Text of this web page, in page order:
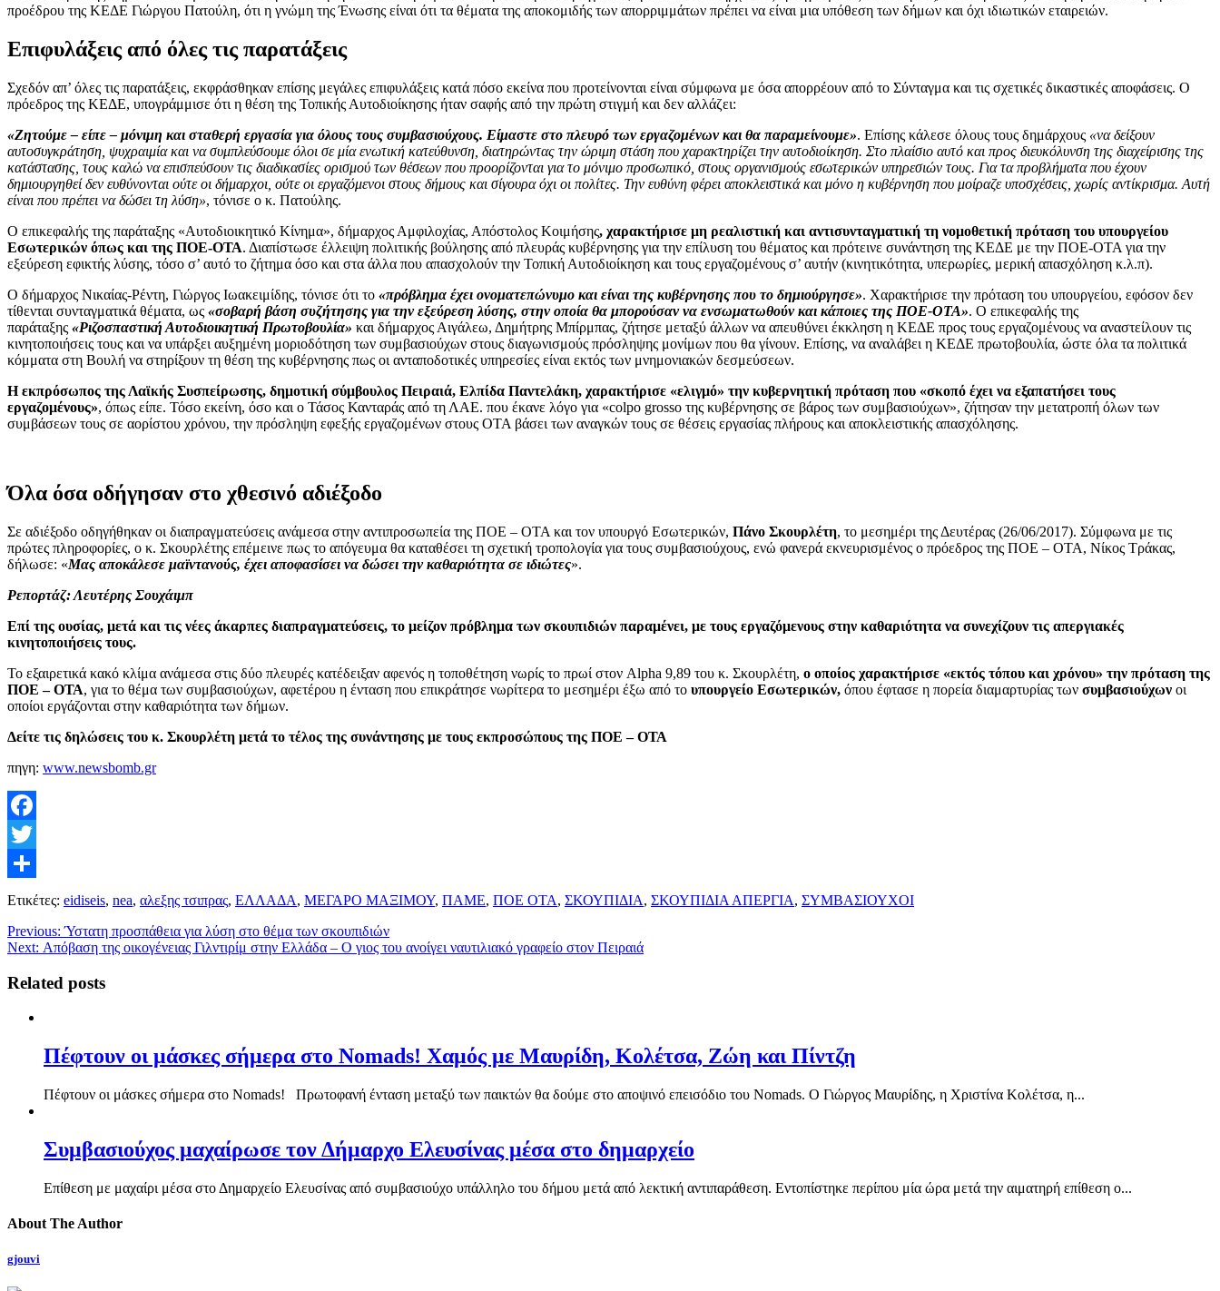
προέδρου της ΚΕΔΕ Γιώργου Πατούλη, ότι η γνώμη της Ένωσης είναι ότι τα θέματα της αποκομιδής των απορριμμάτων πρέπει να είναι μια υπόθεση των δήμων και όχι ιδιωτικών εταιρειών.
Επιφυλάξεις από όλες τις παρατάξεις
Σχεδόν απ’ όλες τις παρατάξεις, εκφράσθηκαν επίσης μεγάλες επιφυλάξεις κατά πόσο εκείνα που προτείνονται είναι σύμφωνα με όσα απορρέουν από το Σύνταγμα και τις σχετικές δικαστικές αποφάσεις. Ο
πρόεδρος της ΚΕΔΕ, υπογράμμισε ότι η θέση της Τοπικής Αυτοδιοίκησης ήταν σαφής από την πρώτη στιγμή και δεν αλλάζει:
«Ζητούμε – είπε – μόνιμη και σταθερή εργασία για όλους τους συμβασιούχους. Είμαστε στο πλευρό των εργαζομένων και θα παραμείνουμε». Επίσης κάλεσε όλους τους δημάρχους «να δείξουν
αυτοσυγκράτηση, ψυχραιμία και να συμπλεύσουμε όλοι σε μία ενωτική κατεύθυνση, διατηρώντας την ώριμη στάση που χαρακτηρίζει την αυτοδιοίκηση. Στο πλαίσιο αυτό και προς διευκόλυνση της διαχείρισης της
κατάστασης, τους καλώ να επισπεύσουν τις διαδικασίες ορισμού των θέσεων που προορίζονται για το μόνιμο προσωπικό, στους οργανισμούς εσωτερικών υπηρεσιών τους. Για τα προβλήματα που έχουν
δημιουργηθεί δεν ευθύνονται ούτε οι δήμαρχοι, ούτε οι εργαζόμενοι στους δήμους και σίγουρα όχι οι πολίτες. Την ευθύνη φέρει αποκλειστικά και μόνο η κυβέρνηση που μοίραζε υποσχέσεις, χωρίς αντίκρισμα. Αυτή
είναι που πρέπει να δώσει τη λύση», τόνισε ο κ. Πατούλης.
Ο επικεφαλής της παράταξης «Αυτοδιοικητικό Κίνημα», δήμαρχος Αμφιλοχίας, Απόστολος Κοιμήσης, χαρακτήρισε μη ρεαλιστική και αντισυνταγματική τη νομοθετική πρόταση του υπουργείου
Εσωτερικών όπως και της ΠΟΕ-ΟΤΑ. Διαπίστωσε έλλειψη πολιτικής βούλησης από πλευράς κυβέρνησης για την επίλυση του θέματος και πρότεινε συνάντηση της ΚΕΔΕ με την ΠΟΕ-ΟΤΑ για την
εξεύρεση εφικτής λύσης, τόσο σ’ αυτό το ζήτημα όσο και στα άλλα που απασχολούν την Τοπική Αυτοδιοίκηση και τους εργαζομένους σ’ αυτήν (κινητικότητα, υπερωρίες, μερική απασχόληση κ.λ.π).
Ο δήμαρχος Νικαίας-Ρέντη, Γιώργος Ιωακειμίδης, τόνισε ότι το «πρόβλημα έχει ονοματεπώνυμο και είναι της κυβέρνησης που το δημιούργησε». Χαρακτήρισε την πρόταση του υπουργείου, εφόσον δεν
τίθενται συνταγματικά θέματα, ως «σοβαρή βάση συζήτησης για την εξεύρεση λύσης, στην οποία θα μπορούσαν να ενσωματωθούν και κάποιες της ΠΟΕ-ΟΤΑ». Ο επικεφαλής της
παράταξης «Ριζοσπαστική Αυτοδιοικητική Πρωτοβουλία» και δήμαρχος Αιγάλεω, Δημήτρης Μπίρμπας, ζήτησε μεταξύ άλλων να απευθύνει έκκληση η ΚΕΔΕ προς τους εργαζομένους να αναστείλουν τις
κινητοποιήσεις τους και να υπάρξει αυξημένη μοριοδότηση των συμβασιούχων στους διαγωνισμούς πρόσληψης μονίμων που θα γίνουν. Επίσης, να αναλάβει η ΚΕΔΕ πρωτοβουλία, ώστε όλα τα πολιτικά
κόμματα στη Βουλή να στηρίξουν τη θέση της κυβέρνησης πως οι ανταποδοτικές υπηρεσίες είναι εκτός των μνημονιακών δεσμεύσεων.
Η εκπρόσωπος της Λαϊκής Συσπείρωσης, δημοτική σύμβουλος Πειραιά, Ελπίδα Παντελάκη, χαρακτήρισε «ελιγμό» την κυβερνητική πρόταση που «σκοπό έχει να εξαπατήσει τους
εργαζομένους», όπως είπε. Τόσο εκείνη, όσο και ο Τάσος Κανταράς από τη ΛΑΕ. που έκανε λόγο για «colpo grosso της κυβέρνησης σε βάρος των συμβασιούχων», ζήτησαν την μετατροπή όλων των
συμβάσεων τους σε αορίστου χρόνου, την πρόσληψη εφεξής εργαζομένων στους ΟΤΑ βάσει των αναγκών τους σε θέσεις εργασίας πλήρους και αποκλειστικής απασχόλησης.
Όλα όσα οδήγησαν στο χθεσινό αδιέξοδο
Σε αδιέξοδο οδηγήθηκαν οι διαπραγματεύσεις ανάμεσα στην αντιπροσωπεία της ΠΟΕ – ΟΤΑ και τον υπουργό Εσωτερικών, Πάνο Σκουρλέτη, το μεσημέρι της Δευτέρας (26/06/2017). Σύμφωνα με τις
πρώτες πληροφορίες, ο κ. Σκουρλέτης επέμεινε πως το απόγευμα θα καταθέσει τη σχετική τροπολογία για τους συμβασιούχους, ενώ φανερά εκνευρισμένος ο πρόεδρος της ΠΟΕ – ΟΤΑ, Νίκος Τράκας,
δήλωσε: «Μας αποκάλεσε μαϊντανούς, έχει αποφασίσει να δώσει την καθαριότητα σε ιδιώτες».
Ρεπορτάζ: Λευτέρης Σουχάιμπ
Επί της ουσίας, μετά και τις νέες άκαρπες διαπραγματεύσεις, το μείζον πρόβλημα των σκουπιδιών παραμένει, με τους εργαζόμενους στην καθαριότητα να συνεχίζουν τις απεργιακές
κινητοποιήσεις τους.
Το εξαιρετικά κακό κλίμα ανάμεσα στις δύο πλευρές κατέδειξαν αφενός η τοποθέτηση νωρίς το πρωί στον Alpha 9,89 του κ. Σκουρλέτη, ο οποίος χαρακτήρισε «εκτός τόπου και χρόνου» την πρόταση της
ΠΟΕ – ΟΤΑ, για το θέμα των συμβασιούχων, αφετέρου η ένταση που επικράτησε νωρίτερα το μεσημέρι έξω από το υπουργείο Εσωτερικών, όπου έφτασε η πορεία διαμαρτυρίας των συμβασιούχων οι
οποίοι εργάζονται στην καθαριότητα των δήμων.
Δείτε τις δηλώσεις του κ. Σκουρλέτη μετά το τέλος της συνάντησης με τους εκπροσώπους της ΠΟΕ – ΟΤΑ
πηγη: www.newsbomb.gr
Facebook
Twitter
Μοιραστείτε
Ετικέτες: eidiseis, nea, αλεξης τσιπρας, ΕΛΛΑΔΑ, ΜΕΓΑΡΟ ΜΑΞΙΜΟΥ, ΠΑΜΕ, ΠΟΕ ΟΤΑ, ΣΚΟΥΠΙΔΙΑ, ΣΚΟΥΠΙΔΙΑ ΑΠΕΡΓΙΑ, ΣΥΜΒΑΣΙΟΥΧΟΙ
Previous: Ύστατη προσπάθεια για λύση στο θέμα των σκουπιδιών
Next: Απόβαση της οικογένειας Γιλντιρίμ στην Ελλάδα – Ο γιος του ανοίγει ναυτιλιακό γραφείο στον Πειραιά
Related posts
Πέφτουν οι μάσκες σήμερα στο Nomads! Χαμός με Μαυρίδη, Κολέτσα, Ζώη και Πίντζη
Πέφτουν οι μάσκες σήμερα στο Nomads! Πρωτοφανή ένταση μεταξύ των παικτών θα δούμε στο αποψινό επεισόδιο του Nomads. Ο Γιώργος Μαυρίδης, η Χριστίνα Κολέτσα, η...
Συμβασιούχος μαχαίρωσε τον Δήμαρχο Ελευσίνας μέσα στο δημαρχείο
Επίθεση με μαχαίρι μέσα στο Δημαρχείο Ελευσίνας από συμβασιούχο υπάλληλο του δήμου μετά από λεκτική αντιπαράθεση. Εντοπίστηκε περίπου μία ώρα μετά την αιματηρή επίθεση ο...
About The Author
gjouvi